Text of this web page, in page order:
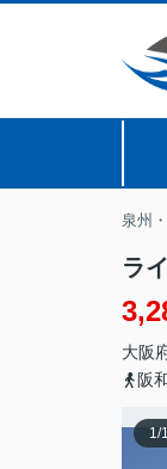
泉州
ラ
大阪
阪
1/